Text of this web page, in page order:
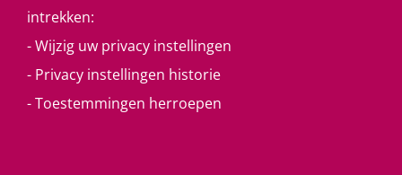
intrekken:
-Wijzig uw privacy instellingen
- Privacy instellingen historie
-Toestemmingen herroepen